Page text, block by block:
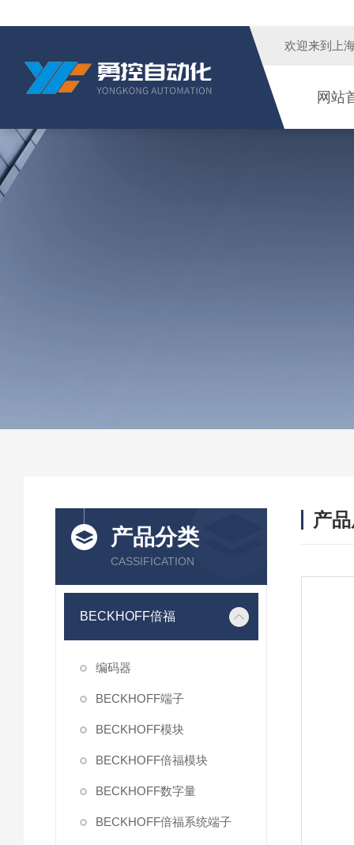
欢迎来到 上
网站
产品分类
CASSIFICATION
BECKHOFF倍福
编码器
BECKHOFF端子
BECKHOFF模块
BECKHOFF倍福模块
BECKHOFF数字量
BECKHOFF倍福系统端子
产